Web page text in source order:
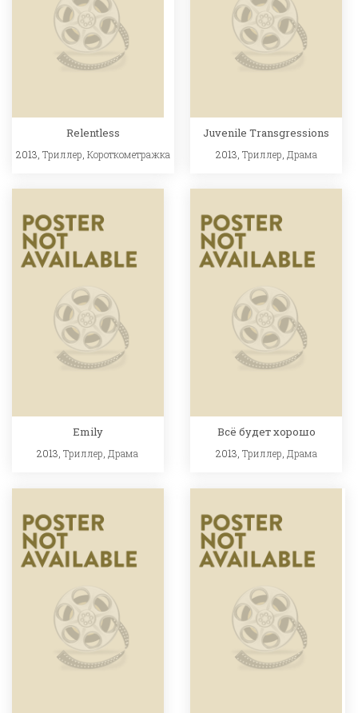
Relentless
2013, Триллер Короткометражка
Juvenile Transgressions
2013, Триллер Драма
Emily
2013,Триллер,Драма
Всё будет хорошо
2013, Триллер, Драма